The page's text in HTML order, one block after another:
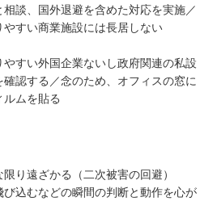
談、国外退避を含めた対応を実施／
すい商業施設には長居しない
すい外国企業ないし政府関連の私設
認する／念のため、オフィスの窓に
ルムを貼る
り遠ざかる（二次被害の回避）
込むなどの瞬間の判断と動作を心が